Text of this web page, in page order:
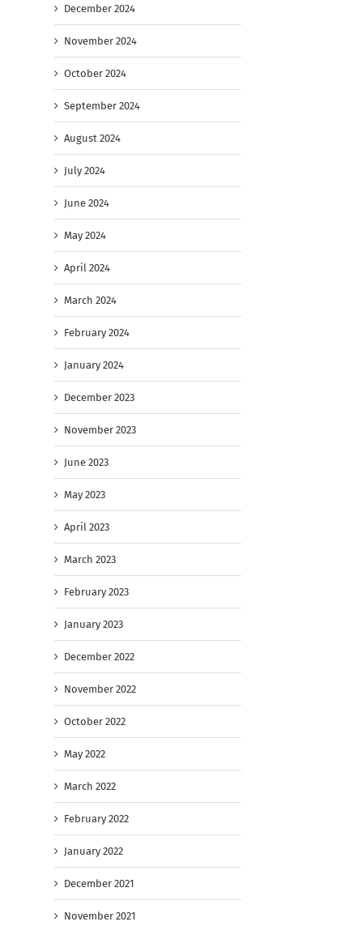
December 2024
November 2024
October 2024
September 2024
August 2024
July 2024
June 2024
May 2024
April 2024
March 2024
February 2024
January 2024
December 2023
November 2023
June 2023
May 2023
April 2023
March 2023
February 2023
January 2023
December 2022
November 2022
October 2022
May 2022
March 2022
February 2022
January 2022
December 2021
November 2021